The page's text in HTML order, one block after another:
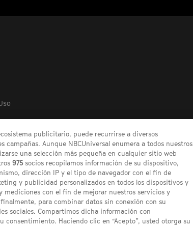
publicitario, puede recurrirse a diversos
campañas. Aunque NBCUniversal enumera a todos nuestros
una selección más pequeña en cualquier sitio web
975 socios recopilamos información de su dispositivo,
dirección IP y el tipo de navegador con el fin de
y publicidad personalizados en todos los dispositivos y
mediciones con el fin de mejorar nuestros servicios y
para combinar datos sin conexión con su
sociales. Compartimos dicha información con
consentimiento. Haciendo clic en “Acepto”, usted otorga su